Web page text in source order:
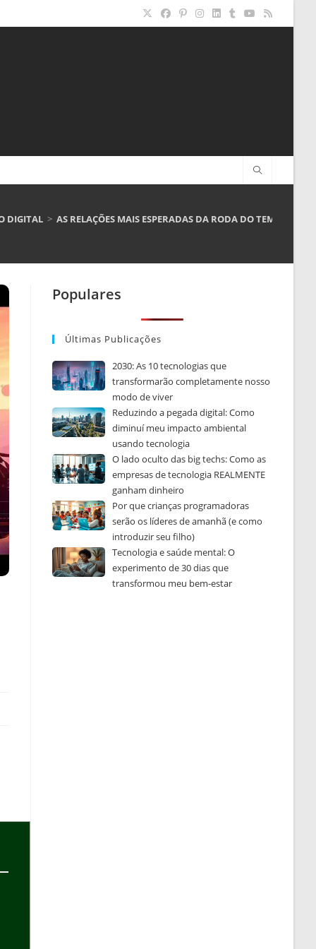
DIGITAL > AS RELAÇÕES MAIS ESPERADAS DA RODA DO TEMPO NA
Populares
Últimas Publicações
2030: As 10 tecnologias que
transformarão completamente nosso
modo de viver
Reduzindo a pegada digital: Como
diminuí meu impacto ambiental
usando tecnologia
O lado oculto das big techs: Como as
empresas de tecnologia REALMENTE
ganham dinheiro
Por que crianças programadoras
serão os líderes de amanhã (e como
introduzir seu filho)
Tecnologia e saúde mental: O
experimento de 30 dias que
transformou meu bem-estar